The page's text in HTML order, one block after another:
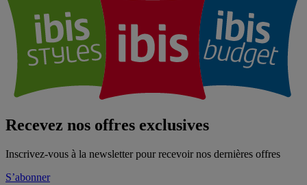
Recevez nos offres exclusives
Inscrivez-vous à la newsletter pour recevoir nos dernières offres
S’abonner